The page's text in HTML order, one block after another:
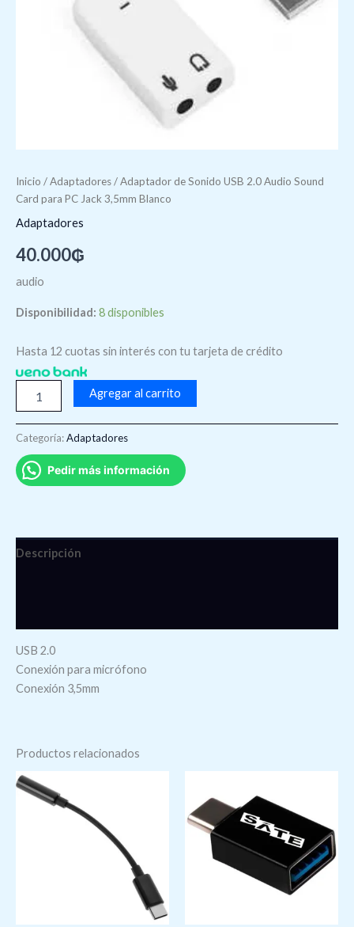
Inicio /Adaptadores/ Adaptador de Sonido USB 2.0 Audio Sound
Card para PC Jack 3,5mm Blanco
Adaptadores
40.000₲
audio
Disponibilidad: 8 disponibles
Hasta 12 cuotas sin interés con tu tarjeta de crédito
Agregar al carrito
Categoría:Adaptadores
Pedir más información
Descripción
USB 2.0
Conexión para micrófono
Conexión 3,5mm
Productos relacionados